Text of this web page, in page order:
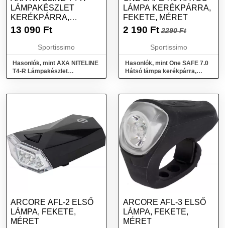
LÁMPAKÉSZLET
KERÉKPÁRRA,
FEKETE, MÉRET
13 090 Ft
Sportissimo
Hasonlók, mint AXA NITELINE
T4-R Lámpakészlet
kerékpárra, fekete, méret
LÁMPA KERÉKPÁRRA,
FEKETE, MÉRET
2 190 Ft 2290 Ft
Sportissimo
Hasonlók, mint One SAFE 7.0
Hátsó lámpa kerékpárra,
fekete, méret
ARCORE AFL-2 ELSŐ
LÁMPA, FEKETE,
MÉRET
ARCORE AFL-3 ELSŐ
LÁMPA, FEKETE,
MÉRET